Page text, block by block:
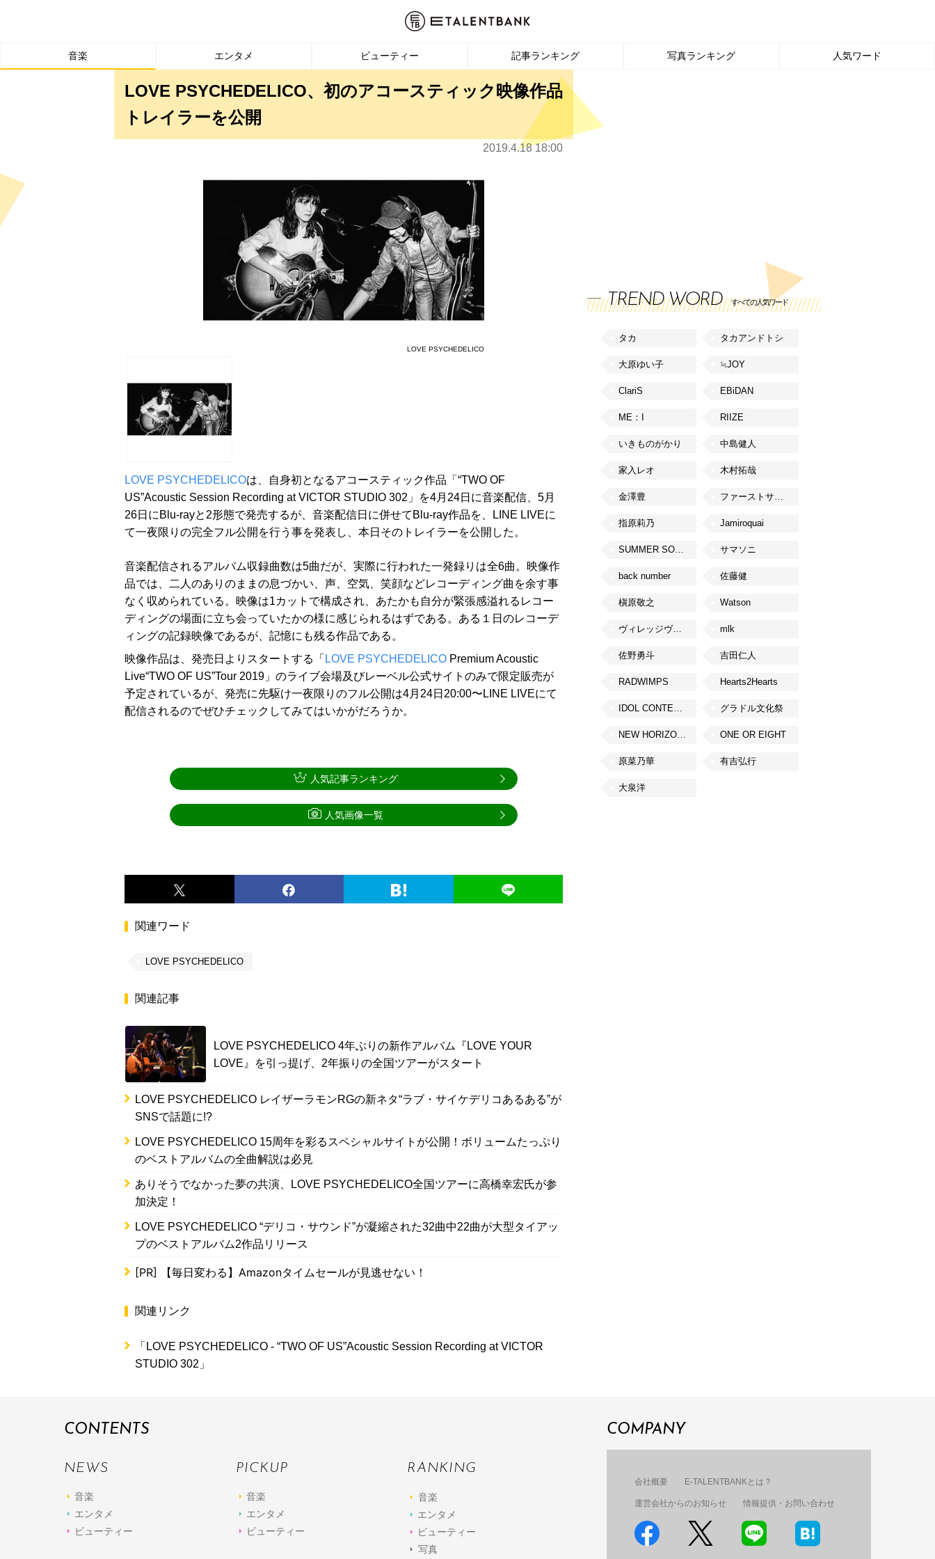
音楽 エンタメ ビューティー 記事ランキング 写真ランキング 人気ワード
LOVE PSYCHEDELICO、初のアコースティック映像作品
トレイラーを公開
2019.4.18 18:00
LOVE PSYCHEDELICO
LOVE PSYCHEDELICOは、自身初となるアコースティック作品「“TWO OF
US”Acoustic Session Recording at VICTOR STUDIO 302」を4月24日に音楽配信、5月
26日にBlu-rayと2形態で発売するが、音楽配信日に併せてBlu-ray作品を、LINE LIVEに
て一夜限りの完全フル公開を行う事を発表し、本日そのトレイラーを公開した。
音楽配信されるアルバム収録曲数は5曲だが、実際に行われた一発録りは全6曲。映像作
品では、二人のありのままの息づかい、声、空気、笑顔などレコーディング曲を余す事
なく収められている。映像は1カットで構成され、あたかも自分が緊張感溢れるレコー
ディングの場面に立ち会っていたかの様に感じられるはずである。ある１日のレコーデ
ィングの記録映像であるが、記憶にも残る作品である。
映像作品は、発売日よりスタートする「 LOVE PSYCHEDELICO Premium Acoustic
Live“TWO OF US”Tour 2019」のライブ会場及びレーベル公式サイトのみで限定販売が
予定されているが、発売に先駆け一夜限りのフル公開は4月24日20:00〜LINE LIVEにて
配信されるのでぜひチェックしてみてはいかがだろうか。
関連ワード
LOVE PSYCHEDELICO
関連記事
LOVE PSYCHEDELICO 4年ぶりの新作アルバム『LOVE YOUR
LOVE』を引っ提げ、2年振りの全国ツアーがスタート
LOVE PSYCHEDELICO レイザーラモンRGの新ネタ“ラブ・サイケデリコあるある”が
SNSで話題に!?
LOVE PSYCHEDELICO 15周年を彩るスペシャルサイトが公開！ボリュームたっぷり
のベストアルバムの全曲解説は必見
ありそうでなかった夢の共演、LOVE PSYCHEDELICO全国ツアーに高橋幸宏氏が参
加決定！
LOVE PSYCHEDELICO “デリコ・サウンド”が凝縮された32曲中22曲が大型タイアッ
プのベストアルバム2作品リリース
[PR] 【毎日変わる】Amazonタイムセールが見逃せない！
関連リンク
「LOVE PSYCHEDELICO - “TWO OF US”Acoustic Session Recording at VICTOR
STUDIO 302」
人気記事ランキング
人気画像一覧
TREND WORD すべての人気ワード
タカ タカアンドトシ
大原ゆい子 ≒JOY
ClariS EBiDAN
ME：I RIIZE
いきものがかり 中島健人
家入レオ 木村拓哉
金澤豊 ファーストサマーウイカ
指原莉乃 Jamiroquai
SUMMER SONIC サマソニ
back number 佐藤健
槇原敬之 Watson
ヴィレッジヴァンガード mlk
佐野勇斗 吉田仁人
RADWIMPS Hearts2Hearts
IDOL CONTENT EXPO グラドル文化祭
NEW HORIZON FEST ONE OR EIGHT
原菜乃華 有吉弘行
大泉洋
CONTENTS
NEWS
音楽
エンタメ
ビューティー
PICKUP
音楽
エンタメ
ビューティー
RANKING
音楽
エンタメ
ビューティー
写真
COMPANY
会社概要 E-TALENTBANKとは？
運営会社からのお知らせ 情報提供・お問い合わせ